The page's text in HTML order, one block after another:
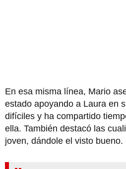
En esa misma línea, Mario
estado apoyando a Laura en
difíciles y ha compartido
ella. También destacó las
joven, dándole el visto bueno.